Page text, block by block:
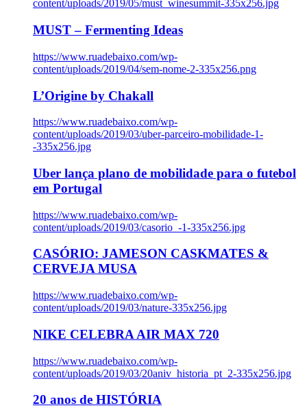
content/uploads/2019/05/must_winesummit-335x256.jpg
MUST – Fermenting Ideas
https://www.ruadebaixo.com/wp-
content/uploads/2019/04/sem-nome-2-335x256.png
L’Origine by Chakall
https://www.ruadebaixo.com/wp-
content/uploads/2019/03/uber-parceiro-mobilidade-1-
-335x256.jpg
Uber lança plano de mobilidade para o futebol
em Portugal
https://www.ruadebaixo.com/wp-
content/uploads/2019/03/casorio_-1-335x256.jpg
CASÓRIO: JAMESON CASKMATES &
CERVEJA MUSA
https://www.ruadebaixo.com/wp-
content/uploads/2019/03/nature-335x256.jpg
NIKE CELEBRA AIR MAX 720
https://www.ruadebaixo.com/wp-
content/uploads/2019/03/20aniv_historia_pt_2-335x256.jpg
20 anos de HISTÓRIA